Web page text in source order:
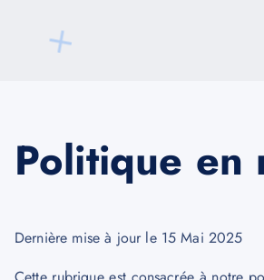
Politique en
Dernière mise à jour le 15 Mai 2025